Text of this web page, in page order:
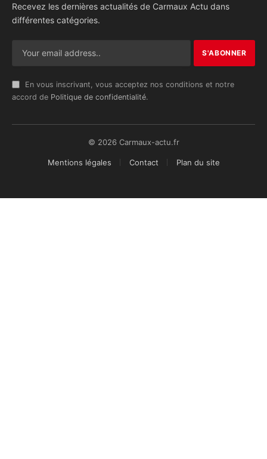
Recevez les dernières actualités de Carmaux Actu dans
différentes catégories.
En vous inscrivant, vous acceptez nos conditions et notre
accord de Politique de confidentialité.
© 2026 Carmaux-actu.fr
Mentions légales Contact Plan du site